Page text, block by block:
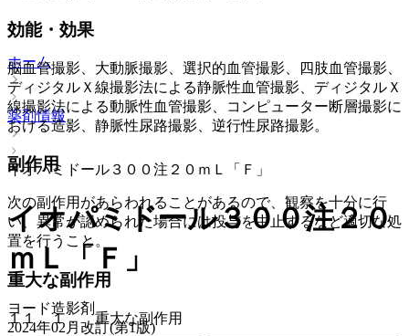
効能・効果
脳血管撮影、大動脈撮影、選択的血管撮影、四肢血管撮影、
ディジタルＸ線撮影法による静脈性血管撮影、ディジタルＸ
線撮影法による動脈性血管撮影、コンピューター断層撮影に
おける造影、静脈性尿路撮影、逆行性尿路撮影。
副作用
次の副作用があらわれることがあるので、観察を十分に行
い、異常が認められた場合には投与を中止するなど適切な処
置を行うこと。
重大な副作用
１１．１． 重大な副作用
ホーム
薬剤情報
イオパミドール３００注２０ｍＬ「Ｆ」
イオパミドール３００注２０
ｍＬ「Ｆ」
ヨード造影剤
2024年02月改訂(第1版)